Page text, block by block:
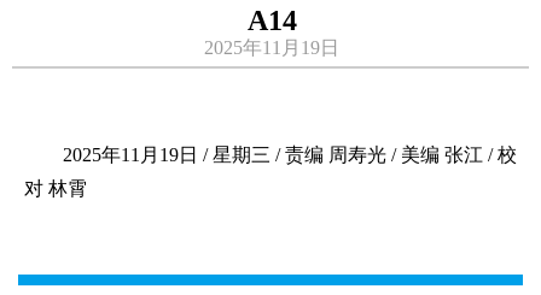
A14
2025年11月19日
2025年11月19日 / 星期三 / 责编 周寿光 / 美编 张江 / 校
对 林霄